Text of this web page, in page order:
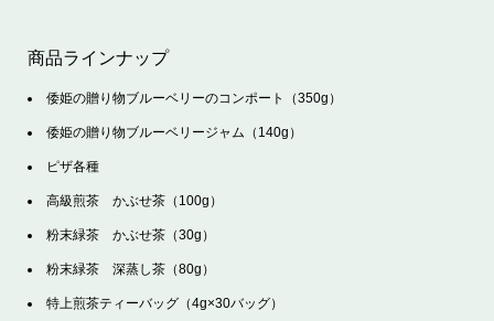
商品ラインナップ
倭姫の贈り物ブルーベリーのコンポート（350g）
倭姫の贈り物ブルーベリージャム（140g）
ピザ各種
高級煎茶 かぶせ茶（100g）
粉末緑茶 かぶせ茶（30g）
粉末緑茶 深蒸し茶（80g）
特上煎茶ティーバッグ（4g×30バッグ）